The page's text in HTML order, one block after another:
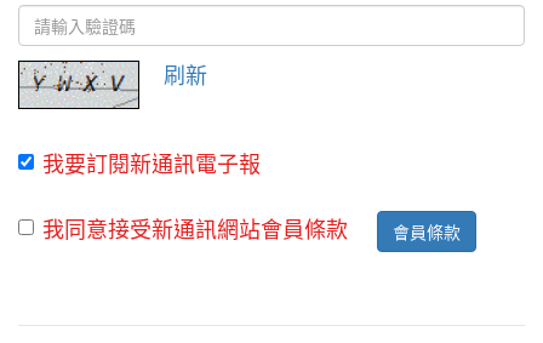
刷新
我要訂閱新通訊電子報
我同意接受新通訊網站會員條款
會員條款